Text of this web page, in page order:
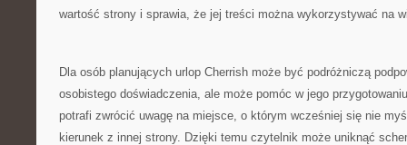
wartość strony i sprawia, że jej treści można wykorzystywać na
Dla osób planujących urlop Cherrish może być podróżniczą
osobistego doświadczenia, ale może pomóc w jego
potrafi zwrócić uwagę na miejsce, o którym wcześniej się nie
kierunek z innej strony. Dzięki temu czytelnik może uniknąć